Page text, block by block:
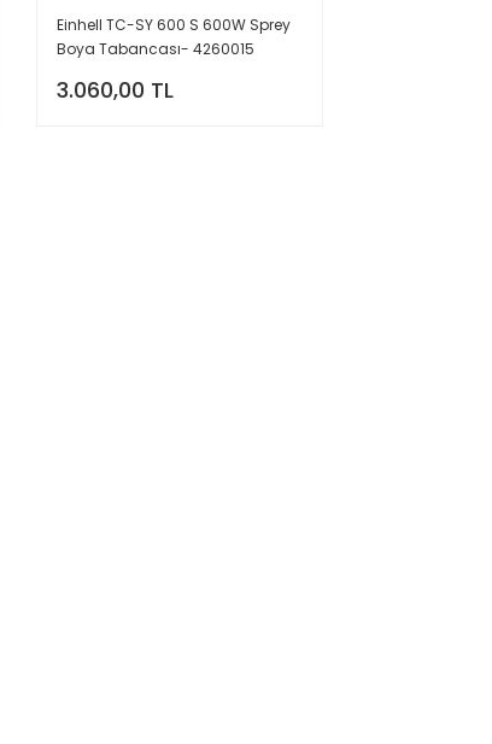
Einhell TC-SY 600 S 600W Sprey
Boya Tabancası- 4260015
3.060,00 TL